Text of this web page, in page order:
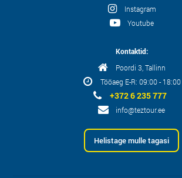
Instagram
Youtube
Kontaktid:
Poordi 3, Tallinn
Tööaeg E-R: 09:00 - 18:00
+372 6 235 777
info@teztour.ee
Helistage mulle tagasi